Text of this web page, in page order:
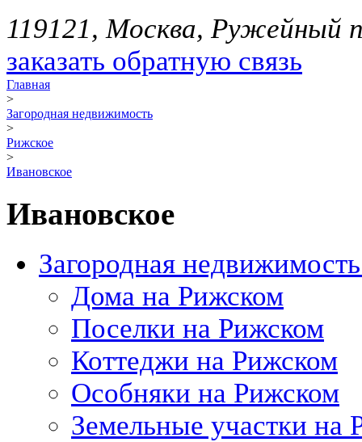
119121, Москва, Ружейный
заказать обратную связь
Главная
>
Загородная недвижимость
>
Рижское
>
Ивановское
Ивановское
Загородная
Дома на Рижском
Поселки на Рижском
Коттеджи на Рижском
Особняки на Рижском
Земельные участки на